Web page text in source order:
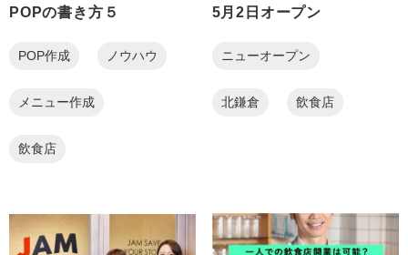
POPの書き方５
POP作成 ノウハウ
メニュー作成
飲食店
5月2日オープン
ニューオープン
北鎌倉 飲食店